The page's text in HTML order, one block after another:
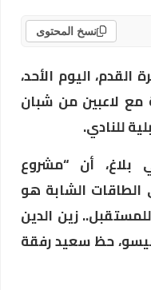
نسخ المحتوى
اليوم الأحد،
مع لاعبين من شبان
للنادي.
بلاغ، أن “مشروع
الطاقات الشابة هو
زين الدين
حظ سعيد رفقة